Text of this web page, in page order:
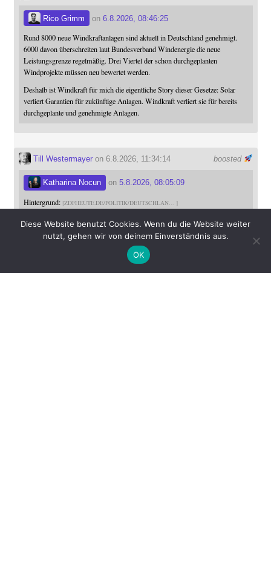
Rico Grimm on 6.8.2026, 08:46:25
Rund 8000 neue Windkraftanlagen sind aktuell in Deutschland genehmigt.
6000 davon überschreiten laut Bundesverband Windenergie die neue
Leistungsgrenze regelmäßig. Drei Viertel der schon durchgeplanten
Windprojekte müssen neu bewertet werden.
Deshalb ist Windkraft für mich die eigentliche Story dieser Gesetze: Solar
verliert Garantien für zukünftige Anlagen. Windkraft verliert sie für bereits
durchgeplante und genehmigte Anlagen.
boosted
Till Westermayeron 6.8.2026, 11:34:14
Katharina Nocun on 5.8.2026, 08:05:09
Hintergrund: ZDFHEUTE.DE/POLITIK/DEUTSCHLAN
Diese Website benutzt Cookies. Wenn du die Website weiter
nutzt, gehen wir von deinem Einverständnis aus.
OK